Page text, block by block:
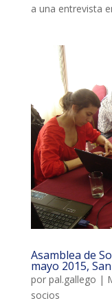
a una entrevista
Asamblea de
mayo 2015,
por pal.gallego |
socios
CONEIX
La Fundació
Missió i valors
Els comptes clars
Memòria d'activitats
Proposta educativa
Notícies
Butlletins